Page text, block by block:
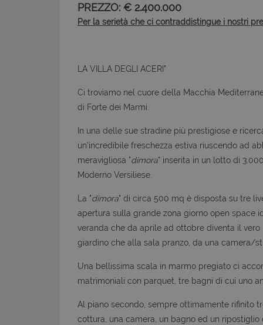
PREZZO: € 2.400.000
Per la serietà che ci contraddistingue i nostri
LA VILLA DEGLI ACERI"
Ci troviamo nel cuore della Macchia
di Forte dei Marmi.
In una delle sue stradine più prestigiose e
un'incredibile freschezza estiva riuscendo ad
meravigliosa "dimora" inserita in un lotto di
Moderno Versiliese.
La "dimora" di circa 500 mq è disposta su tre
apertura sulla grande zona giorno open space
veranda che da aprile ad ottobre diventa il
giardino che alla sala pranzo, da una camera/
Una bellissima scala in marmo pregiato ci
matrimoniali con parquet, tre bagni di cui uno
Al piano secondo, sempre ottimamente rifinito
cottura, una camera, un bagno ed un